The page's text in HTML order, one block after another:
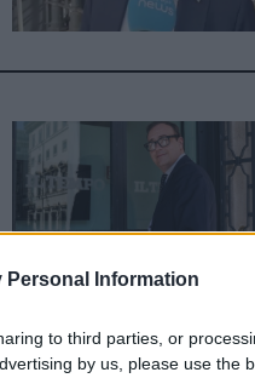
Personal Information
to third parties, or
by us, please use the